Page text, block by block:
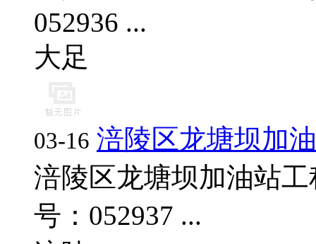
052936 ...
大足
03-16 涪陵区龙塘坝加
涪陵区龙塘坝加油站
号：052937 ...